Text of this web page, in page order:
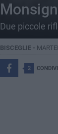
Due piccole
BISCEGLIE -
2